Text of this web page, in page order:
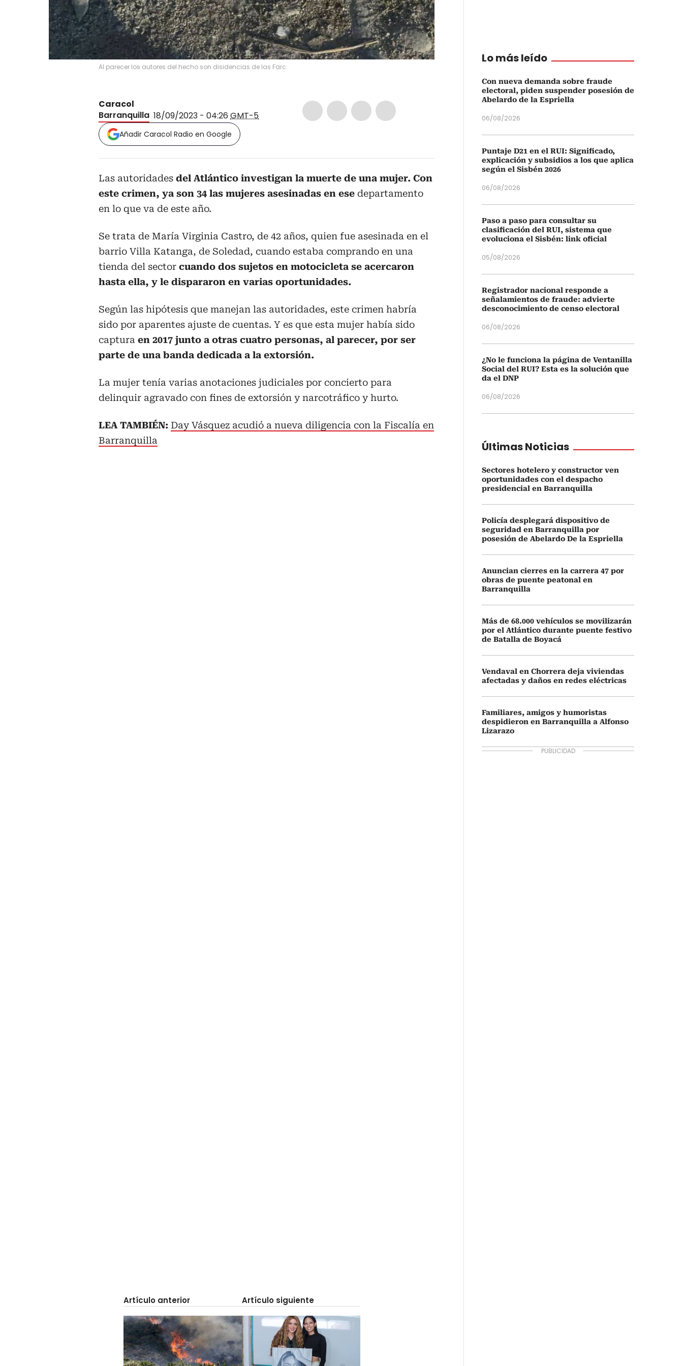
Al parecer los autores del hecho son disidencias de las Farc.
Caracol
Barranquilla 18/09/2023 - 04:26 GMT-5
Añadir Caracol Radio en Google
Las autoridades del Atlántico investigan la muerte de una mujer. Con
este crimen, ya son 34 las mujeres asesinadas en ese departamento
en lo que va de este año.
Se trata de María Virginia Castro, de 42 años, quien fue asesinada en el
barrio Villa Katanga, de Soledad, cuando estaba comprando en una
tienda del sector cuando dos sujetos en motocicleta se acercaron
hasta ella, y le dispararon en varias oportunidades.
Según las hipótesis que manejan las autoridades, este crimen habría
sido por aparentes ajuste de cuentas. Y es que esta mujer había sido
captura en 2017 junto a otras cuatro personas, al parecer, por ser
parte de una banda dedicada a la extorsión.
La mujer tenía varias anotaciones judiciales por concierto para
delinquir agravado con fines de extorsión y narcotráfico y hurto.
LEA TAMBIÉN: Day Vásquez acudió a nueva diligencia con la Fiscalía en
Barranquilla
Artículo anterior Artículo siguiente
Lo más leído
Con nueva demanda sobre fraude
electoral, piden suspender posesión de
Abelardo de la Espriella
06/08/2026
Puntaje D21 en el RUI: Significado,
explicación y subsidios a los que aplica
según el Sisbén 2026
06/08/2026
Paso a paso para consultar su
clasificación del RUI, sistema que
evoluciona el Sisbén: link oficial
05/08/2026
Registrador nacional responde a
señalamientos de fraude: advierte
desconocimiento de censo electoral
06/08/2026
¿No le funciona la página de Ventanilla
Social del RUI? Esta es la solución que
da el DNP
06/08/2026
Últimas Noticias
Sectores hotelero y constructor ven
oportunidades con el despacho
presidencial en Barranquilla
Policía desplegará dispositivo de
seguridad en Barranquilla por
posesión de Abelardo De la Espriella
Anuncian cierres en la carrera 47 por
obras de puente peatonal en
Barranquilla
Más de 68.000 vehículos se movilizarán
por el Atlántico durante puente festivo
de Batalla de Boyacá
Vendaval en Chorrera deja viviendas
afectadas y daños en redes eléctricas
Familiares, amigos y humoristas
despidieron en Barranquilla a Alfonso
Lizarazo